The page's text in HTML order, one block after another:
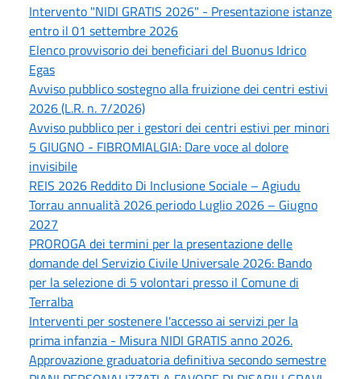
Intervento "NIDI GRATIS 2026" - Presentazione istanze
entro il 01 settembre 2026
Elenco provvisorio dei beneficiari del Buonus Idrico
Egas
Avviso pubblico sostegno alla fruizione dei centri estivi
2026 (L.R. n. 7/2026)
Avviso pubblico per i gestori dei centri estivi per minori
5 GIUGNO - FIBROMIALGIA: Dare voce al dolore
invisibile
REIS 2026 Reddito Di Inclusione Sociale – Agiudu
Torrau annualità 2026 periodo Luglio 2026 – Giugno
2027
PROROGA dei termini per la presentazione delle
domande del Servizio Civile Universale 2026: Bando
per la selezione di 5 volontari presso il Comune di
Terralba
Interventi per sostenere l'accesso ai servizi per la
prima infanzia - Misura NIDI GRATIS anno 2026.
Approvazione graduatoria definitiva secondo semestre